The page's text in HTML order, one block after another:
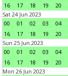
16
17 18 19 20
Sat 24 Jun 2023
00
01 02 03 04
16
17 18 19 20
Sun 25 Jun 2023
00
01 02 03 04
16
17 18 19 20
Mon 26 Jun 2023